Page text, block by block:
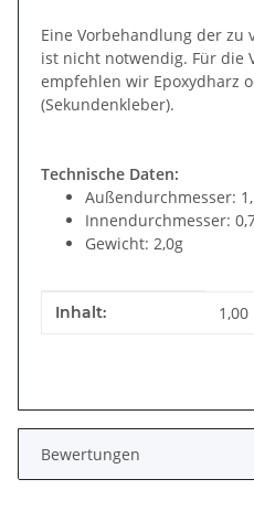
Eine Vorbehandlung der zu
ist nicht notwendig. Für die
empfehlen wir Epoxydharz
(Sekundenkleber).
Technische Daten:
Außendurchmesser:
Innendurchmesser:
Gewicht: 2,0g
Produkteigenschaft
Wert
Inhalt: 1,00
Bewertungen